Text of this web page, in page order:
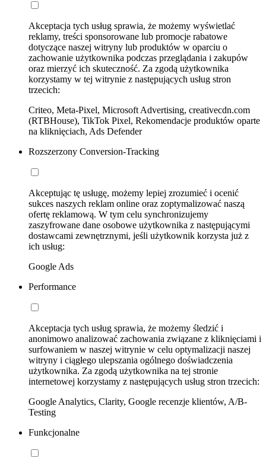
Akceptacja tych usług sprawia, że możemy wyświetlać
reklamy, treści sponsorowane lub promocje rabatowe
dotyczące naszej witryny lub produktów w oparciu o
zachowanie użytkownika podczas przeglądania i zakupów
oraz mierzyć ich skuteczność. Za zgodą użytkownika
korzystamy w tej witrynie z następujących usług stron
trzecich:
Criteo, Meta-Pixel, Microsoft Advertising, creativecdn.com
(RTBHouse), TikTok Pixel, Rekomendacje produktów oparte
na kliknięciach, Ads Defender
Rozszerzony Conversion-Tracking
Akceptując tę usługę, możemy lepiej zrozumieć i ocenić
sukces naszych reklam online oraz zoptymalizować naszą
ofertę reklamową. W tym celu synchronizujemy
zaszyfrowane dane osobowe użytkownika z następującymi
dostawcami zewnętrznymi, jeśli użytkownik korzysta już z
ich usług:
Google Ads
Performance
Akceptacja tych usług sprawia, że możemy śledzić i
anonimowo analizować zachowania związane z kliknięciami i
surfowaniem w naszej witrynie w celu optymalizacji naszej
witryny i ciągłego ulepszania ogólnego doświadczenia
użytkownika. Za zgodą użytkownika na tej stronie
internetowej korzystamy z następujących usług stron trzecich:
Google Analytics, Clarity, Google recenzje klientów, A/B-
Testing
Funkcjonalne